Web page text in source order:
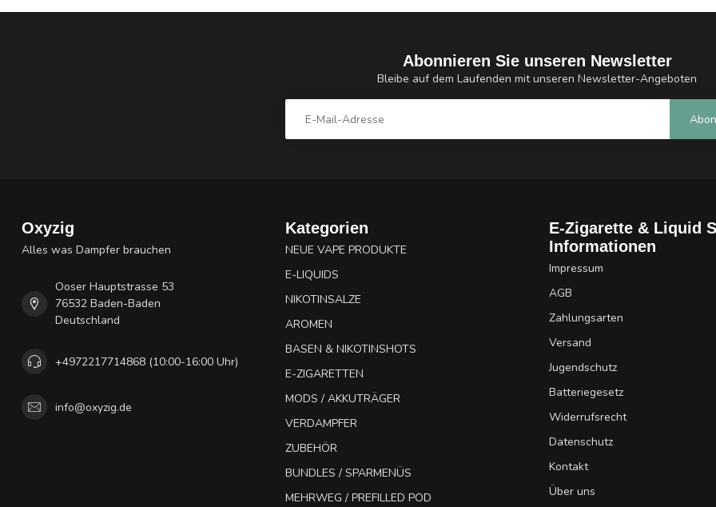
Abonnieren Sie unseren Newsletter
Bleibe auf dem Laufenden mit unseren Newsletter-Angeboten
Oxyzig
Alles was Dampfer brauchen
Ooser Hauptstrasse 53
76532 Baden-Baden
Deutschland
+4972217714868 (10:00-16:00 Uhr)
info@oxyzig.de
Kategorien
NEUE VAPE PRODUKTE
E-LIQUIDS
NIKOTINSALZE
AROMEN
BASEN & NIKOTINSHOTS
E-ZIGARETTEN
MODS / AKKUTRÄGER
VERDAMPFER
ZUBEHÖR
BUNDLES / SPARMENÜS
MEHRWEG / PREFILLED POD
E-Zigarette & Liquid
Informationen
Impressum
AGB
Zahlungsarten
Versand
Jugendschutz
Batteriegesetz
Widerrufsrecht
Datenschutz
Kontakt
Über uns